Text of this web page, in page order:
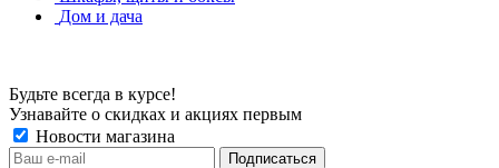
Дом и дача
Будьте всегда в курсе!
Узнавайте о скидках и акциях первым
Новости магазина